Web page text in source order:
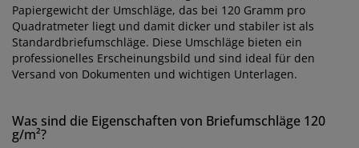
Papiergewicht der Umschläge, das bei 120 Gramm pro
Quadratmeter liegt und damit dicker und stabiler ist als
Standardbriefumschläge. Diese Umschläge bieten ein
professionelles Erscheinungsbild und sind ideal für den
Versand von Dokumenten und wichtigen Unterlagen.
Was sind die Eigenschaften von Briefumschläge 120
g/m²?